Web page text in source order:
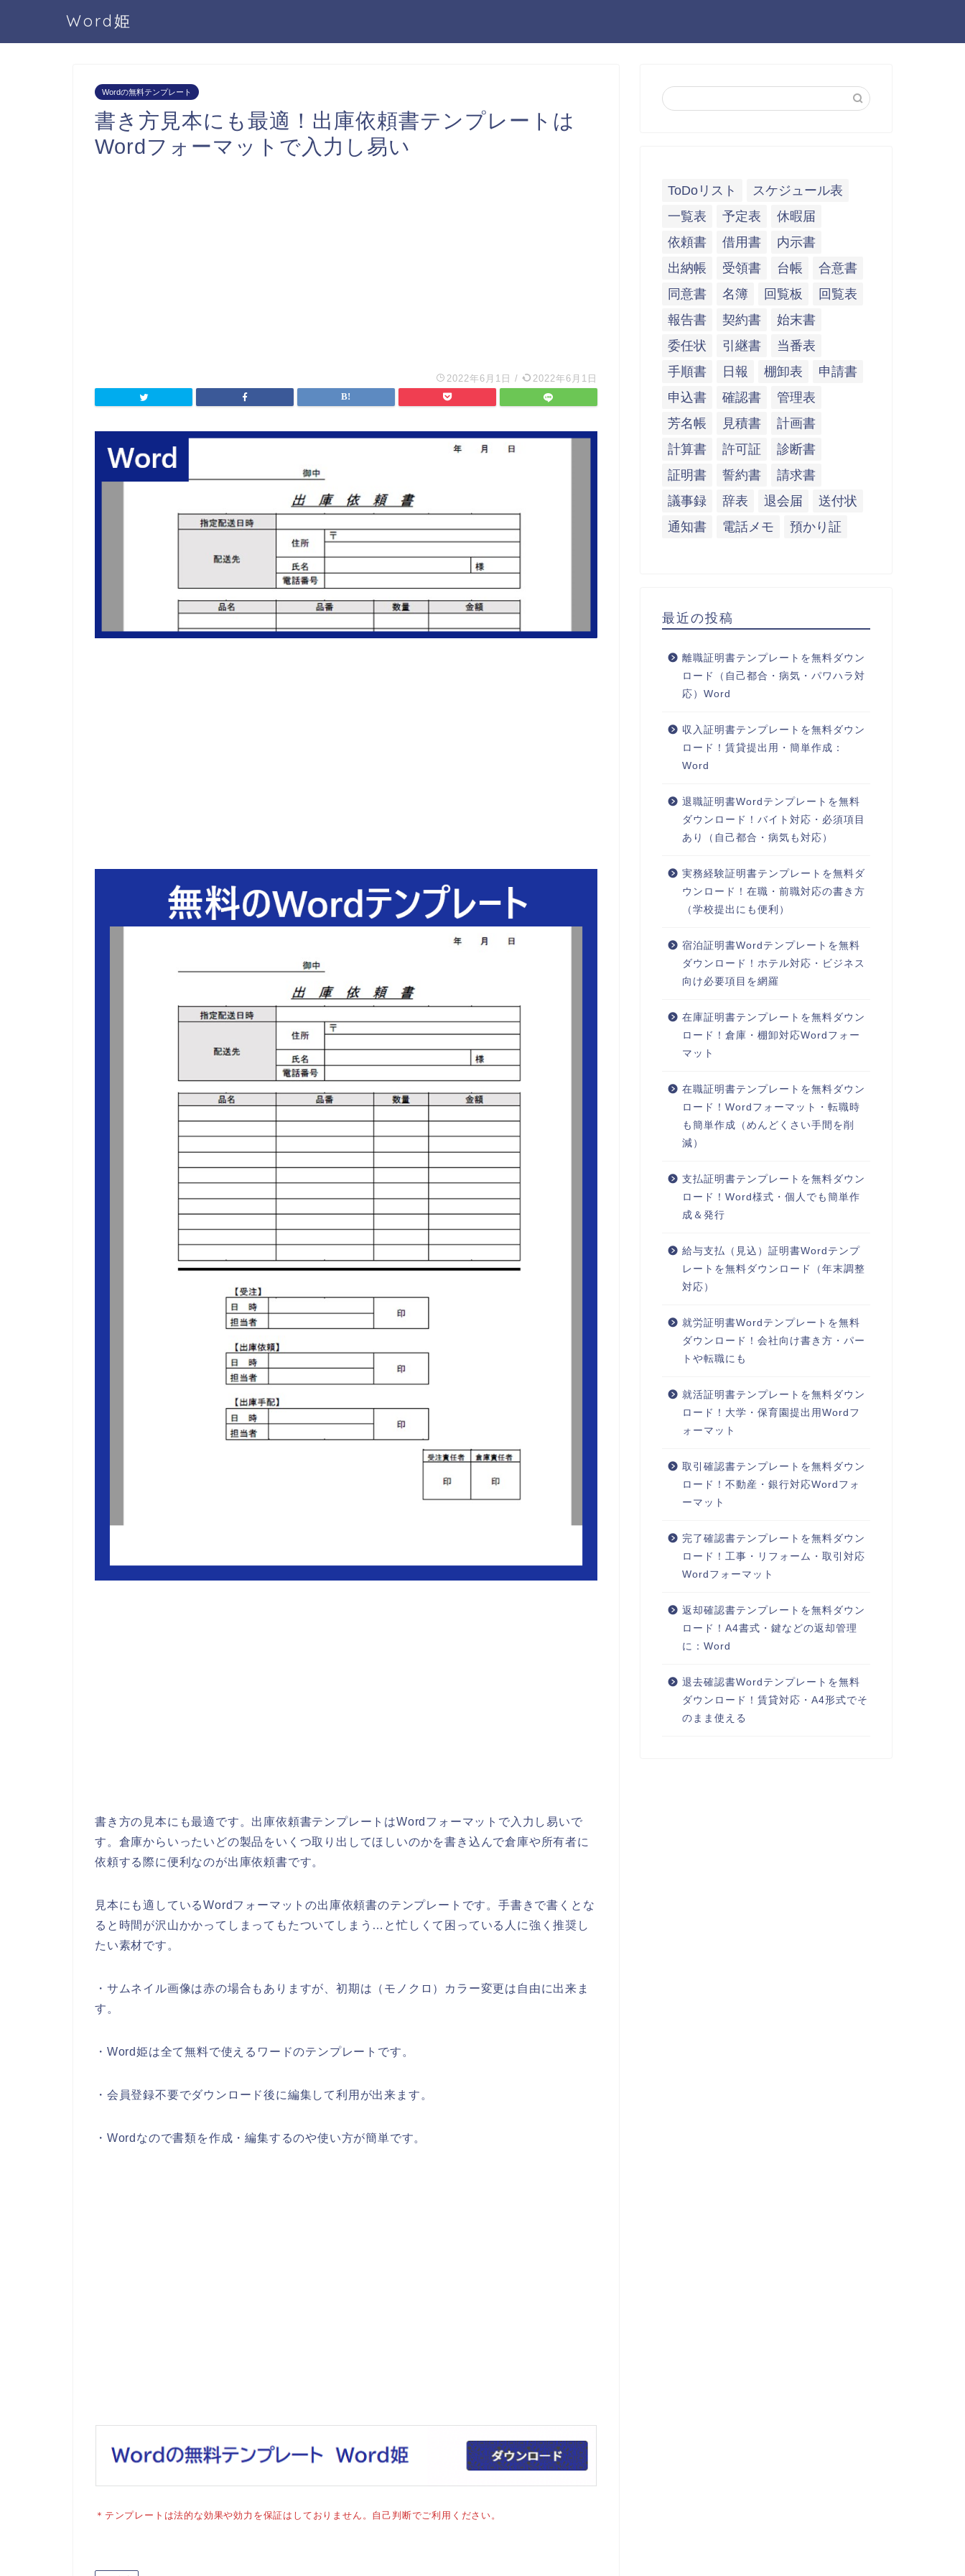
Word姫
Wordの無料テンプレート
書き方見本にも最適！出庫依頼書テンプレートは
Wordフォーマットで入力し易い
2022年6月1日 / 2022年6月1日
書き方の見本にも最適です。出庫依頼書テンプレートはWordフォーマットで入力し易いで
す。倉庫からいったいどの製品をいくつ取り出してほしいのかを書き込んで倉庫や所有者に
依頼する際に便利なのが出庫依頼書です。
見本にも適しているWordフォーマットの出庫依頼書のテンプレートです。手書きで書くとな
ると時間が沢山かかってしまってもたついてしまう…と忙しくて困っている人に強く推奨し
たい素材です。
・サムネイル画像は赤の場合もありますが、初期は（モノクロ）カラー変更は自由に出来ま
す。
・Word姫は全て無料で使えるワードのテンプレートです。
・会員登録不要でダウンロード後に編集して利用が出来ます。
・Wordなので書類を作成・編集するのや使い方が簡単です。
＊テンプレートは法的な効果や効力を保証はしておりません。自己判断でご利用ください。
ToDoリスト
スケジュール表
一覧表
予定表
休暇届
依頼書
借用書
内示書
出納帳
受領書 台帳
合意書
同意書
名簿 回覧板
回覧表
報告書
契約書
始末書
委任状
引継書
当番表
手順書
日報 棚卸表
申請書
申込書
確認書
管理表
芳名帳
見積書
計画書
計算書
許可証
診断書
証明書
誓約書
請求書
議事録
辞表 退会届
送付状
通知書
電話メモ 預かり証
最近の投稿
離職証明書テンプレートを無料ダウン
ロード（自己都合・病気・パワハラ対
応）Word
収入証明書テンプレートを無料ダウン
ロード！賃貸提出用・簡単作成：
Word
退職証明書Wordテンプレートを無料
ダウンロード！バイト対応・必須項目
あり（自己都合・病気も対応）
実務経験証明書テンプレートを無料ダ
ウンロード！在職・前職対応の書き方
（学校提出にも便利）
宿泊証明書Wordテンプレートを無料
ダウンロード！ホテル対応・ビジネス
向け必要項目を網羅
在庫証明書テンプレートを無料ダウン
ロード！倉庫・棚卸対応Wordフォー
マット
在職証明書テンプレートを無料ダウン
ロード！Wordフォーマット・転職時
も簡単作成（めんどくさい手間を削
減）
支払証明書テンプレートを無料ダウン
ロード！Word様式・個人でも簡単作
成＆発行
給与支払（見込）証明書Wordテンプ
レートを無料ダウンロード（年末調整
対応）
就労証明書Wordテンプレートを無料
ダウンロード！会社向け書き方・パー
トや転職にも
就活証明書テンプレートを無料ダウン
ロード！大学・保育園提出用Wordフ
ォーマット
取引確認書テンプレートを無料ダウン
ロード！不動産・銀行対応Wordフォ
ーマット
完了確認書テンプレートを無料ダウン
ロード！工事・リフォーム・取引対応
Wordフォーマット
返却確認書テンプレートを無料ダウン
ロード！A4書式・鍵などの返却管理
に：Word
退去確認書Wordテンプレートを無料
ダウンロード！賃貸対応・A4形式でそ
のまま使える